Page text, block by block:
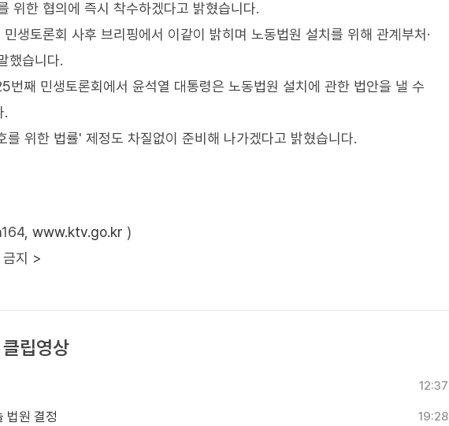
위한 협의에 즉시 착수하겠다고 밝혔습니다.
생토론회 사후 브리핑에서 이같이 밝히며 노동법원 설치를 위해 관계부처·
했습니다.
번째 민생토론회에서 윤석열 대통령은 노동법원 설치에 관한 법안을 낼 수
.
위한 법률' 제정도 차질없이 준비해 나가겠다고 밝혔습니다.
www.ktv.go.kr )
지 >
클립영상
12:37
법원 결정 19:28